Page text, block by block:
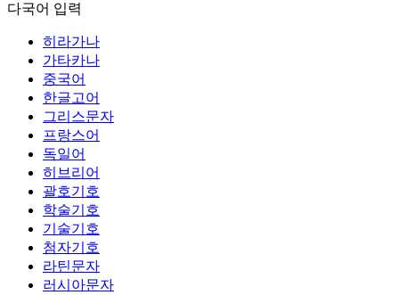
다국어 입력
히라가나
가타카나
중국어
한글고어
그리스문자
프랑스어
독일어
히브리어
괄호기호
학술기호
기술기호
첨자기호
라틴문자
러시아문자